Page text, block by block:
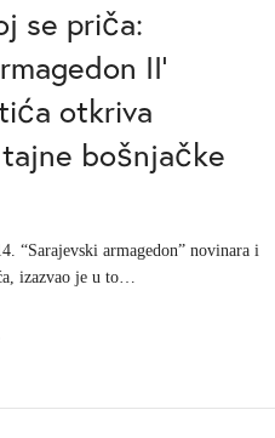
se priča:
II’
otkriva
bošnjačke
“Sarajevski armagedon” novinara i
izazvao je u to…